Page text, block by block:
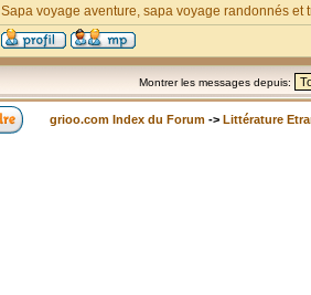
Sapa voyage aventure, sapa voyage randonnés et
Montrer les messages depuis:
grioo.com Index du Forum -> Littérature